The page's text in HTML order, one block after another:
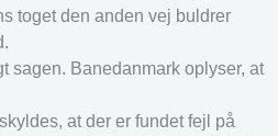
toget den anden vej buldrer
sagen. Banedanmark oplyser, at
at der er fundet fejl på